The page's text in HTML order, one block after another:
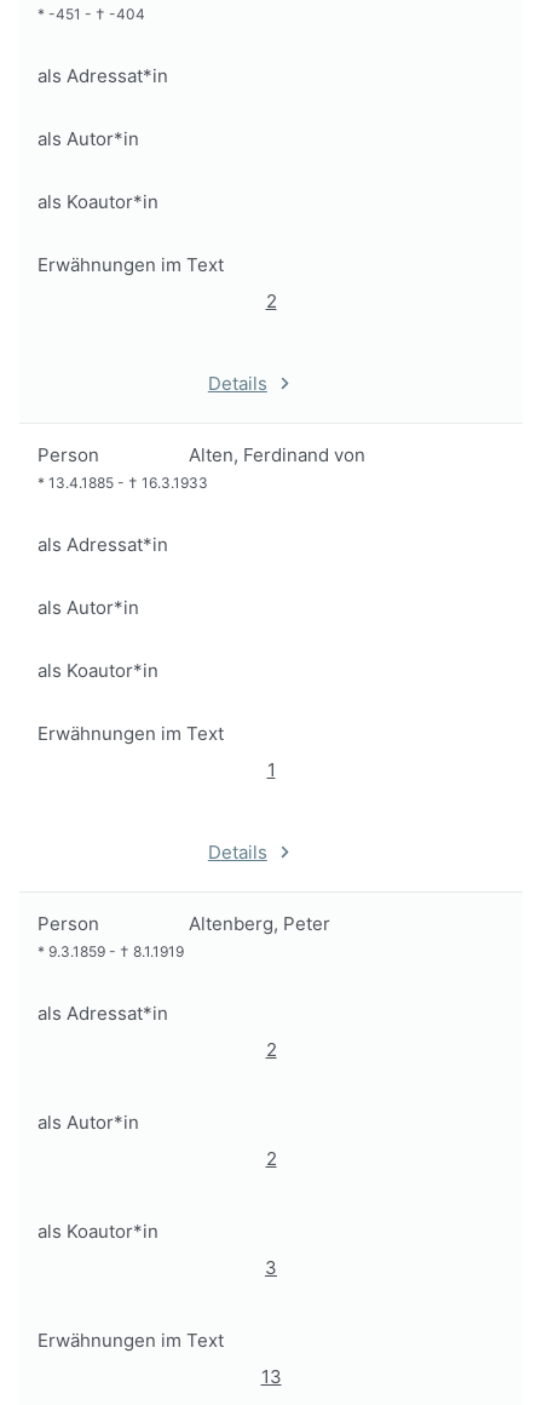
* -451 - † -404
als Adressat*in
als Autor*in
als Koautor*in
Erwähnungen im Text
2
Details
Person Alten, Ferdinand von
* 13.4.1885 - † 16.3.1933
als Adressat*in
als Autor*in
als Koautor*in
Erwähnungen im Text
1
Details
Person Altenberg, Peter
* 9.3.1859 - † 8.1.1919
als Adressat*in
2
als Autor*in
2
als Koautor*in
3
Erwähnungen im Text
13